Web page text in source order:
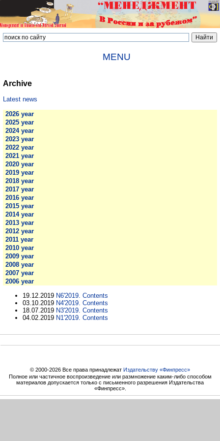
MENU
Archive
Latest news
2026 year
2025 year
2024 year
2023 year
2022 year
2021 year
2020 year
2019 year
2018 year
2017 year
2016 year
2015 year
2014 year
2013 year
2012 year
2011 year
2010 year
2009 year
2008 year
2007 year
2006 year
19.12.2019 N6'2019. Contents
03.10.2019 N4'2019. Contents
18.07.2019 N3'2019. Contents
04.02.2019 N1'2019. Contents
© 2000-2026 Все права принадлежат Издательству «Финпресс»
Полное или частичное воспроизведение или размножение каким-либо способом
материалов допускается только с письменного разрешения Издательства
«Финпресс».